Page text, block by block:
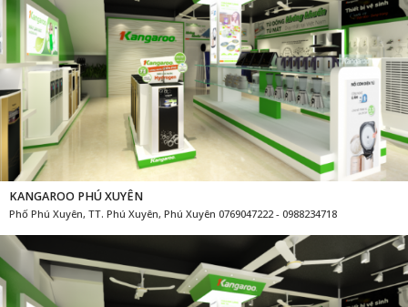
KANGAROO PHÚ XUYÊN
Phố Phú Xuyên, TT. Phú Xuyên, Phú Xuyên 0769047222 - 0988234718